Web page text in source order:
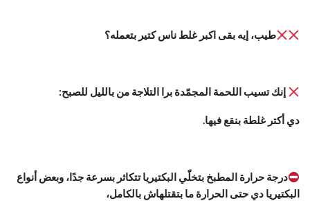
طيب، إيه بقى اكبر غلط ناس كتير بتعمله؟
إنك تسيب اللحمة المجمّدة برا التلاجة من بالليل للصبح:
دي أكتر غلطة بنقع فيها.
درجة حرارة المطبخ بتخلّي البكتيريا تتكاثر بسرعة جدًا، وبعض أنواع
البكتيريا دي حتى الحرارة ما بتقتلهاش بالكامل،